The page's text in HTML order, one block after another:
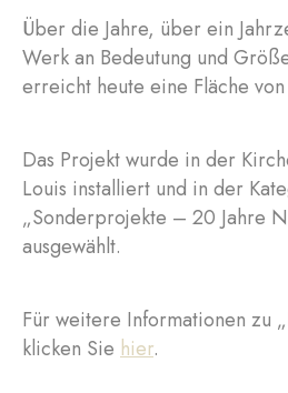
Über die Jahre, über ein
Werk an Bedeutung und
erreicht heute eine Fläche von
Das Projekt wurde in der
Louis installiert und in der
„Sonderprojekte – 20 Jahre
ausgewählt.
Für weitere Informationen zu
klicken Sie hier.